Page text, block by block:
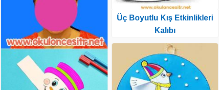
Üç Boyutlu Kış Etkinlikleri
Kalıbı